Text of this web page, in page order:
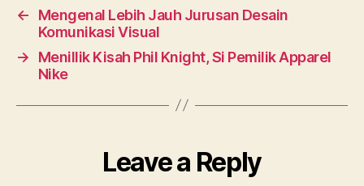
←
Mengenal Lebih Jauh Jurusan Desain
Komunikasi Visual
→
Menillik Kisah Phil Knight, Si Pemilik Apparel
Nike
Leave a Reply